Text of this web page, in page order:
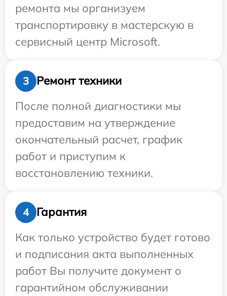
ремонта мы организуем
транспортировку в мастерскую в
сервисный центр Microsoft.
3
Ремонт техники
После полной диагностики мы
предоставим на утверждение
окончательный расчет, график
работ и приступим к
восстановлению техники.
4
Гарантия
Как только устройство будет готово
и подписания акта выполненных
работ Вы получите документ о
гарантийном обслуживании